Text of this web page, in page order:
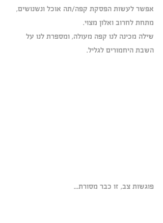
אפשר לעשות הפסקת קפה/תה אוכל ונשנושים,
מתחת לחרוב ואלון מצוי.
שילה מכינה לנו קפה מעולה, ומספרת לנו על
השבת היחמורים לגליל.
פוגשות צב, זו כבר מסורת...